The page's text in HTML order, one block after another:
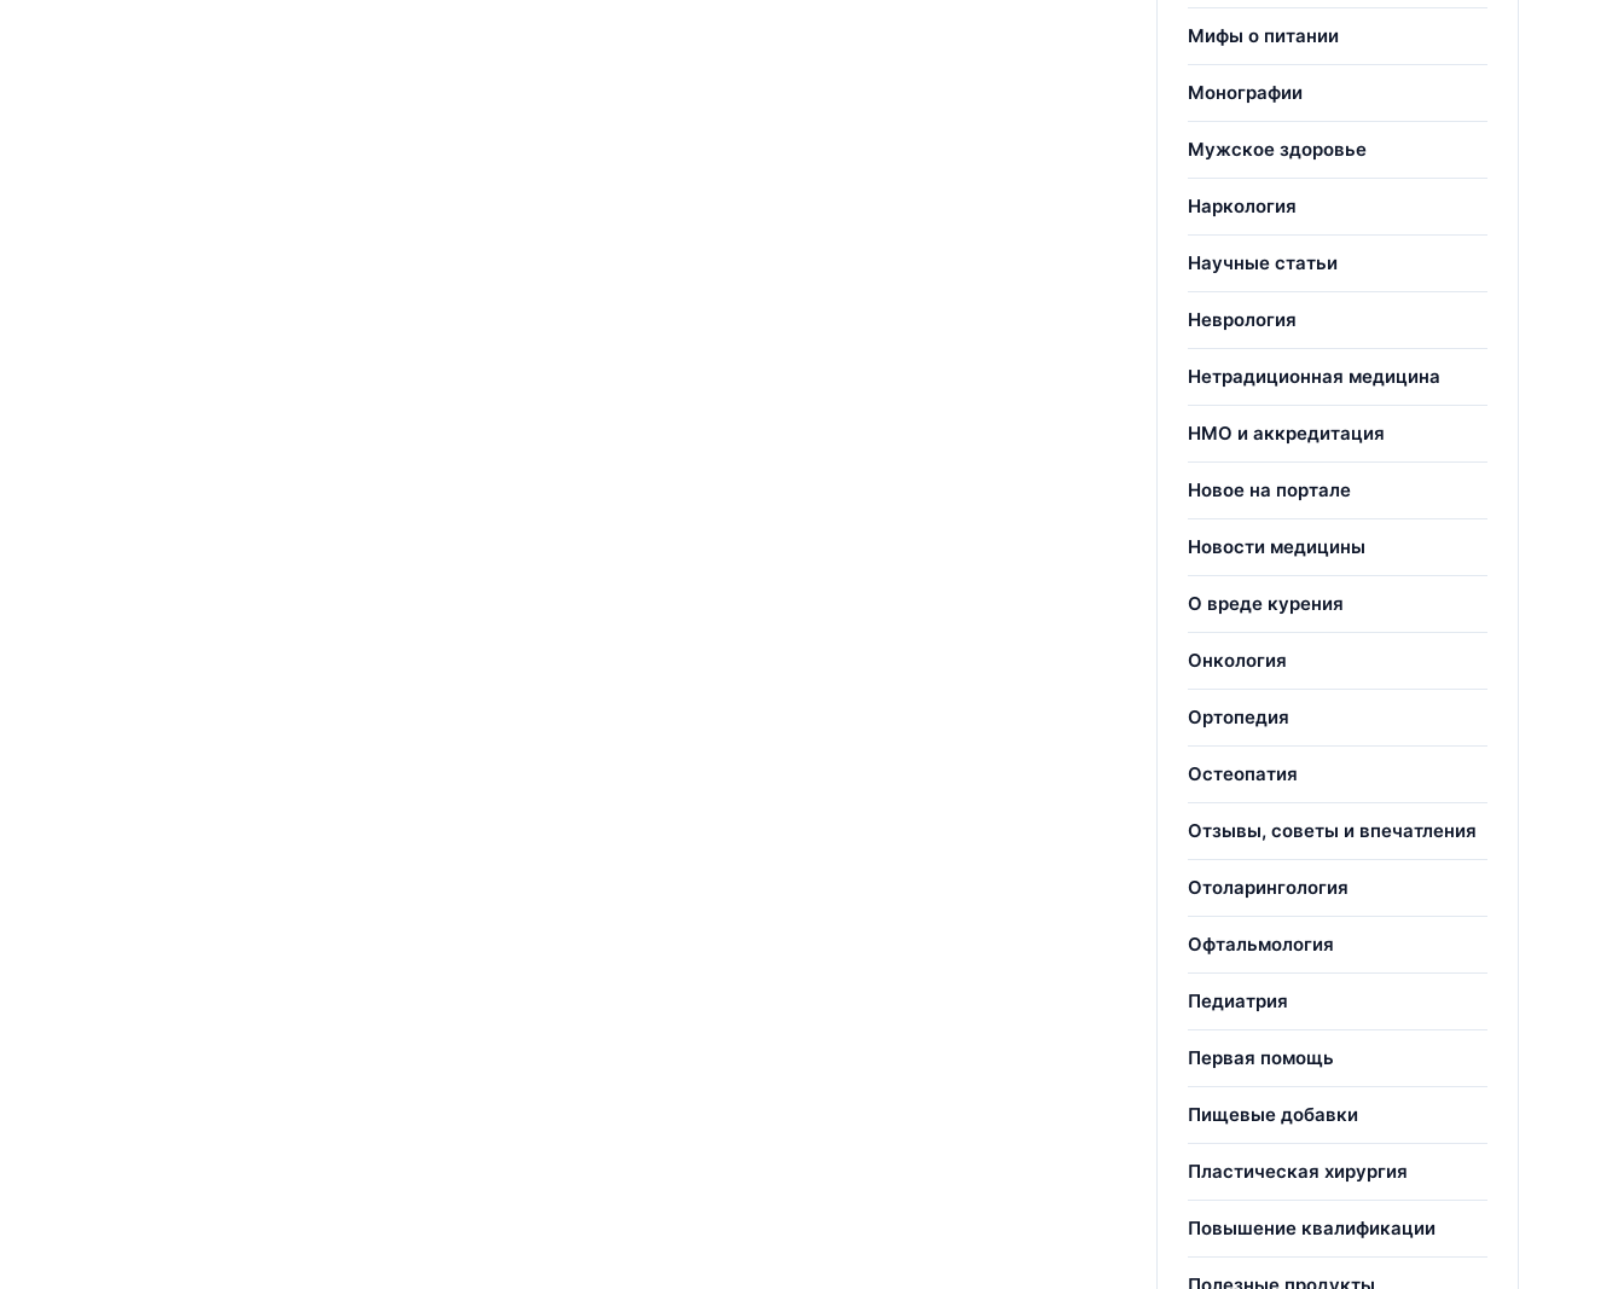
Мифы о питании
Монографии
Мужское здоровье
Наркология
Научные статьи
Неврология
Нетрадиционная медицина
НМО и аккредитация
Новое на портале
Новости медицины
О вреде курения
Онкология
Ортопедия
Остеопатия
Отзывы, советы и впечатления
Отоларингология
Офтальмология
Педиатрия
Первая помощь
Пищевые добавки
Пластическая хирургия
Повышение квалификации